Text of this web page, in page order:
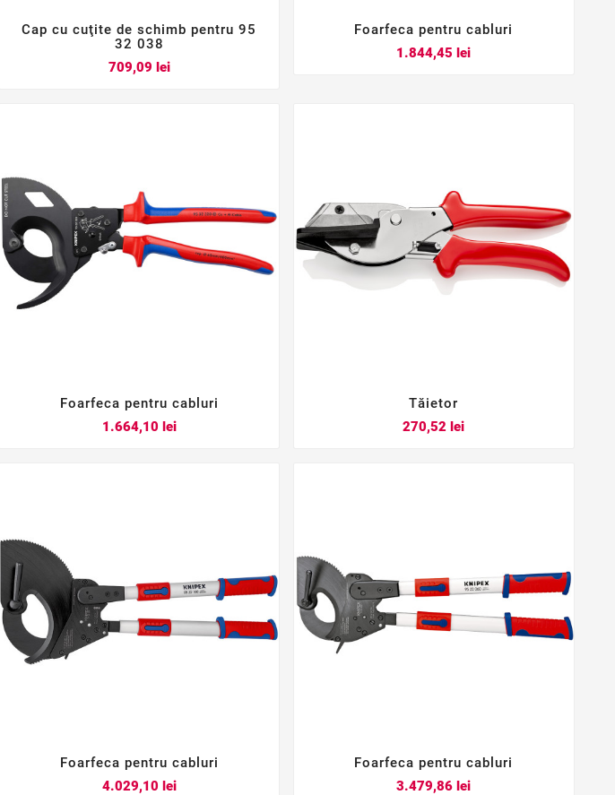
 
Cap cu cuţite de schimb pentru 95
32 038
709,09 leiPret
  
Foarfeca pentru cabluri
1.844,45 leiPret
  
Foarfeca pentru cabluri
1.664,10 leiPret 
Tăietor
270,52 leiPret
  
Foarfeca pentru cabluri
4.029,10 leiPret   
Foarfeca pentru cabluri
3.479,86 leiPret